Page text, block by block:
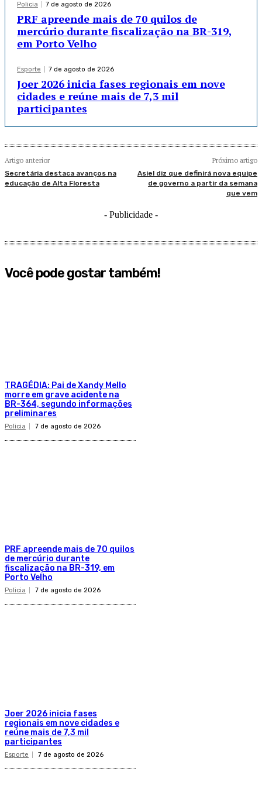
Policia 7 de agosto de 2026
PRF apreende mais de 70 quilos de
mercúrio durante fiscalização na BR-319,
em Porto Velho
Esporte 7 de agosto de 2026
Joer 2026 inicia fases regionais em nove
cidades e reúne mais de 7,3 mil
participantes
Artigo anterior
Secretária destaca avanços na
educação de Alta Floresta
Próximo artigo
Asiel diz que definirá nova equipe
de governo a partir da semana
que vem
- Publicidade -
Você pode gostar também!
TRAGÉDIA: Pai de Xandy Mello
morre em grave acidente na
BR-364, segundo informações
preliminares
Policia 7 de agosto de 2026
PRF apreende mais de 70 quilos
de mercúrio durante
fiscalização na BR-319, em
Porto Velho
Policia 7 de agosto de 2026
Joer 2026 inicia fases
regionais em nove cidades e
reúne mais de 7,3 mil
participantes
Esporte 7 de agosto de 2026